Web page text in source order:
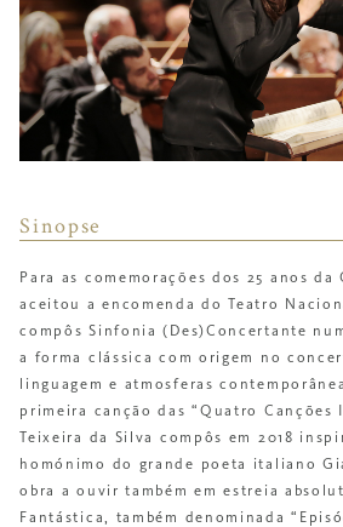
Sinopse
Para as comemorações dos 25 anos da
aceitou a encomenda do Teatro
compôsSinfonia (Des)Concertante
a forma clássica com origem no
linguagem e atmosferas
primeira canção das “Quatro Canções
Teixeira da Silva compôs em 2018
homónimo do grande poeta italiano
obra a ouvir também em estreia
Fantástica, também denominada